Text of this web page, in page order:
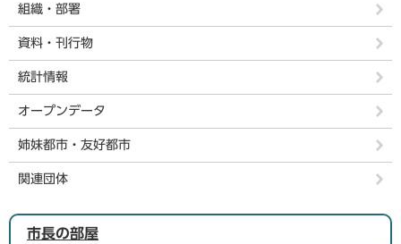
組織・部署
資料・刊行物
統計情報
オープンデータ
姉妹都市・友好都市
関連団体
市長の部屋